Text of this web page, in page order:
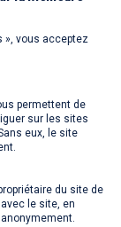
», vous acceptez
permettent de
sur les sites
eux, le site
du site de
le site, en